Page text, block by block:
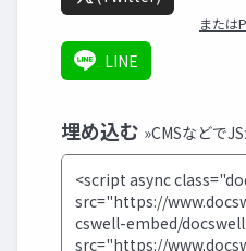
または
LINE
埋め込む »CMSなどで